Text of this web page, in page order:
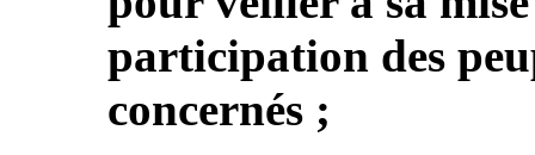
participation des
concernés ;